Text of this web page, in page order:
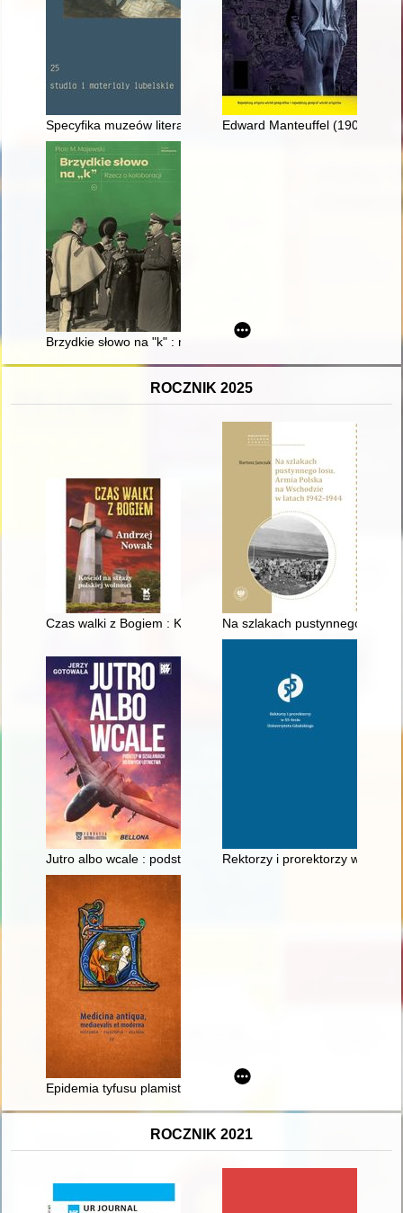
Specyfika muzeów literackich na przykładzie Muzeum
Edward Manteuffel (1908-
Brzydkie słowo na "k" : rzecz o kolaboracji
ROCZNIK 2025
Czas walki z Bogiem : Kościół na straży polskiej wolności
Na szlakach pustynnego losu :
Jutro albo wcale : podstęp w działaniach bojowych lotnictwa
Rektorzy i prorektorzy w 55-
Epidemia tyfusu plamistego w więzieniu kieleckim w latach
ROCZNIK 2021